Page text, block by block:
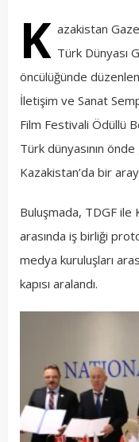
K azakistan
Türk Dünyası
öncülüğünde
İletişim ve Sanat
Film Festivali Ödüllü
Türk dünyasının
Kazakistan’da bir
Buluşmada, TDGF
arasında iş birliği
medya kuruluşları
kapısı aralandı.